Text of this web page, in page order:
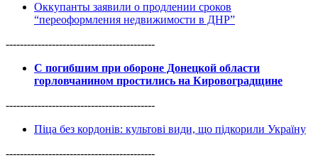
Оккупанты заявили о продлении сроков
“переоформления недвижимости в ДНР”
------------------------------------------
С погибшим при обороне Донецкой области
горловчанином простились на Кировоградщине
------------------------------------------
Піца без кордонів: культові види, що підкорили Україну
------------------------------------------